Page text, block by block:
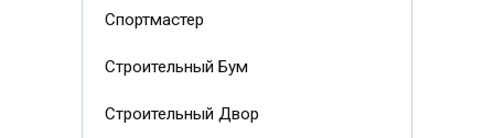
Спортмастер
Строительный Бум
Строительный Двор